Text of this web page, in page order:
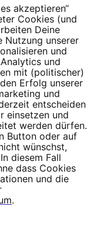
Dich 4,5
Einstellungen
akzeptieren“
Cookies (und
Deine
Nutzung unserer
und
und
mit (politischer)
Erfolg unserer
und
entscheiden
einsetzen und
werden dürfen.
Button oder auf
wünschst,
diesem Fall
dass Cookies
und die
.